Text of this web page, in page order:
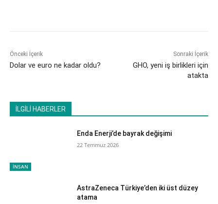
Önceki İçerik
Dolar ve euro ne kadar oldu?
Sonraki İçerik
GHO, yeni iş birlikleri için
atakta
İLGİLİ HABERLER
İNSAN
Enda Enerji’de bayrak değişimi
22 Temmuz 2026
AstraZeneca Türkiye’den iki üst düzey
atama